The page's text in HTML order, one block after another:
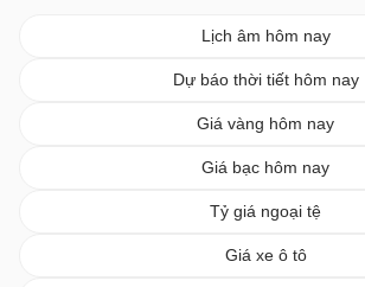
Lịch âm hôm nay
Dự báo thời tiết hôm nay
Giá vàng hôm nay
Giá bạc hôm nay
Tỷ giá ngoại tệ
Giá xe ô tô